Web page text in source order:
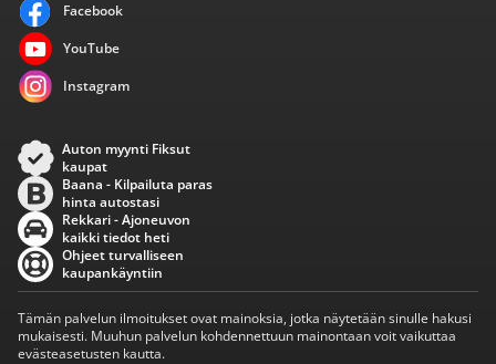
Facebook
YouTube
Instagram
Auton myynti Fiksut
kaupat
Baana - Kilpailuta paras
hinta autostasi
Rekkari - Ajoneuvon
kaikki tiedot heti
Ohjeet turvalliseen
kaupankäyntiin
Tämän palvelun ilmoitukset ovat mainoksia, jotka näytetään sinulle hakusi
mukaisesti. Muuhun palvelun kohdennettuun mainontaan voit vaikuttaa
evästeasetusten kautta.